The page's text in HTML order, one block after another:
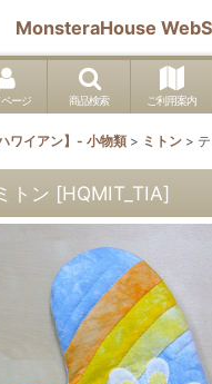
MonsteraHouse
ージ 商品検索 ご利用案内
ワイアン】- 小物類 > ミトン >
トン [HQMIT_TIA]